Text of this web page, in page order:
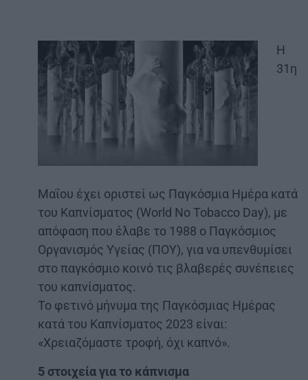
Η
31η
Μαΐου έχει οριστεί ως Παγκόσμια Ημέρα κατά
του Καπνίσματος (World No Tobacco Day), με
απόφαση που έλαβε το 1988 ο Παγκόσμιος
Οργανισμός Υγείας (ΠΟΥ), για να υπενθυμίσει
στο παγκόσμιο κοινό τις βλαβερές συνέπειες
του καπνίσματος.
Το φετινό μήνυμα της Παγκόσμιας Ημέρας
κατά του Καπνίσματος 2023 είναι:
«Χρειαζόμαστε τροφή, όχι καπνό».
5 στοιχεία για το κάπνισμα